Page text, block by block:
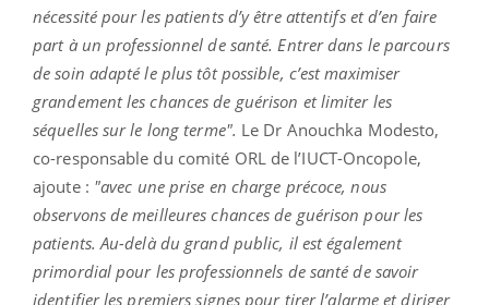
nécessité pour les patients d’y être attentifs et d’en faire
part à un professionnel de santé. Entrer dans le parcours
de soin adapté le plus tôt possible, c’est maximiser
grandement les chances de guérison et limiter les
séquelles sur le long terme". Le Dr Anouchka Modesto,
co-responsable du comité ORL de l’IUCT-Oncopole,
ajoute : "avec une prise en charge précoce, nous
observons de meilleures chances de guérison pour les
patients. Au-delà du grand public, il est également
primordial pour les professionnels de santé de savoir
identifier les premiers signes pour tirer l’alarme et diriger